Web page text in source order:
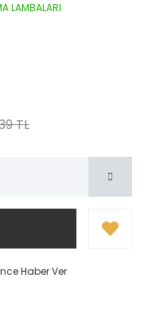
LAMBALARI
TL
Haber Ver